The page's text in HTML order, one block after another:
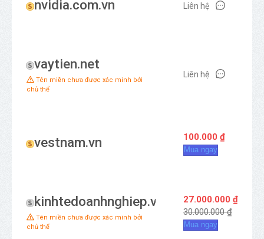
nvidia.com.vn Liên hệ
vaytien.net
Tên miền chưa được xác minh bởi
chủ thể
Liên hệ
vestnam.vn 100.000 ₫
Mua ngay
kinhtedoanhnghiep.vn
Tên miền chưa được xác minh bởi
chủ thể
27.000.000 ₫
30.000.000 ₫
Mua ngay